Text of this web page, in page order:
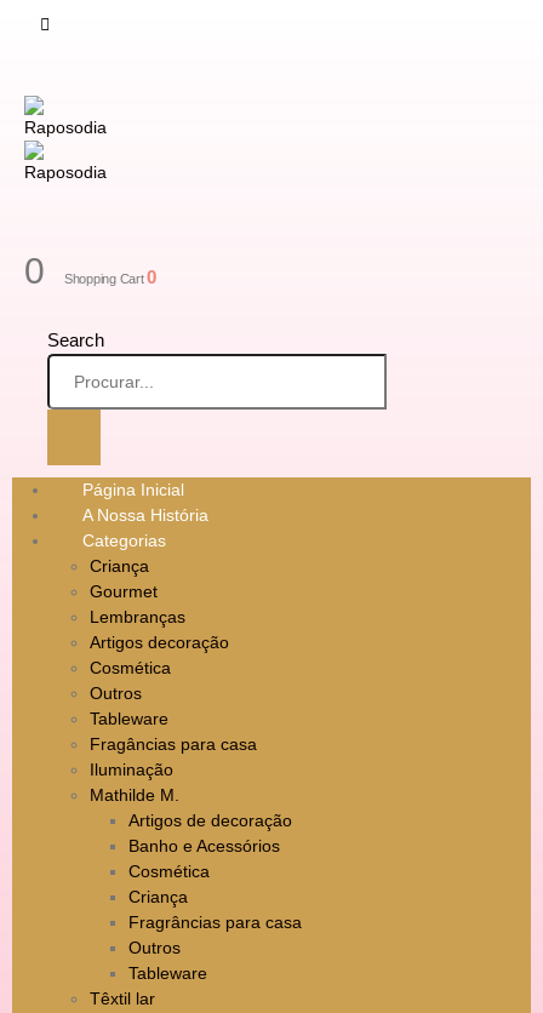
0 Shopping Cart0
Search
Página Inicial
A Nossa História
Categorias
Criança
Gourmet
Lembranças
Artigos decoração
Cosmética
Outros
Tableware
Fragâncias para casa
Iluminação
Mathilde M.
Artigos de decoração
Banho e Acessórios
Cosmética
Criança
Fragrâncias para casa
Outros
Tableware
Têxtil lar